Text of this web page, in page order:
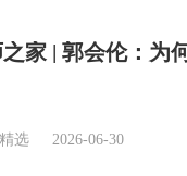
家 | 郭会伦：为
选 2026-06-30